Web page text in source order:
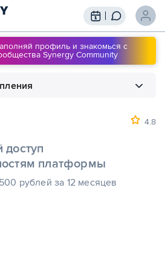
профиль и знакомься с
Synergy Community
Вебинары
Знания
Подписки
4.8
платформы
рублей за 12 месяцев